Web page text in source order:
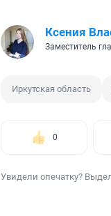
Ксения
Заместитель
Иркутская область
0
Увидели опечатку?